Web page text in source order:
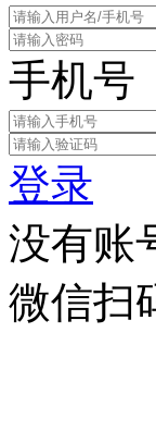
手机号
登录
没有账
微信扫